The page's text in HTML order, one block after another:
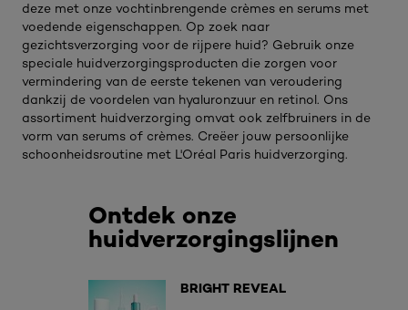
deze met onze vochtinbrengende crèmes en serums met
voedende eigenschappen. Op zoek naar
gezichtsverzorging voor de rijpere huid? Gebruik onze
speciale huidverzorgingsproducten die zorgen voor
vermindering van de eerste tekenen van veroudering
dankzij de voordelen van hyaluronzuur en retinol. Ons
assortiment huidverzorging omvat ook zelfbruiners in de
vorm van serums of crèmes. Creëer jouw persoonlijke
schoonheidsroutine met L'Oréal Paris huidverzorging.
Ontdek onze
huidverzorgingslijnen
BRIGHT REVEAL